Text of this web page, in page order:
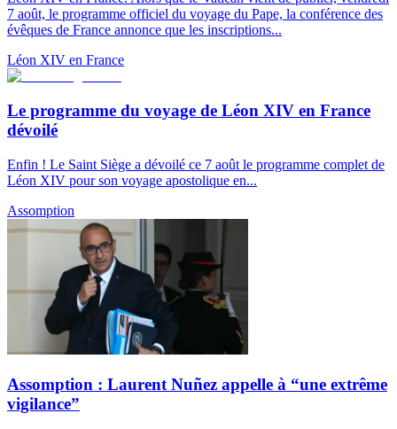
7 août, le programme officiel du voyage du Pape, la conférence des
évêques de France annonce que les inscriptions...
Léon XIV en France
Le programme du voyage de Léon XIV en France
dévoilé
Enfin ! Le Saint Siège a dévoilé ce 7 août le programme complet de
Léon XIV pour son voyage apostolique en...
Assomption
Assomption : Laurent Nuñez appelle à “une extrême
vigilance”